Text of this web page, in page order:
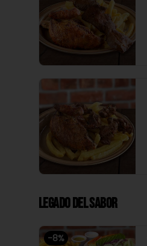
Legado del Sabor
-8%